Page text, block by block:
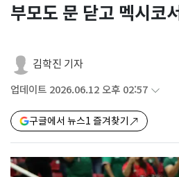
부모도 문 닫고 멕시코
김학진 기자
업데이트 2026.06.12 오후 02:57
구글에서 뉴스1 즐겨찾기